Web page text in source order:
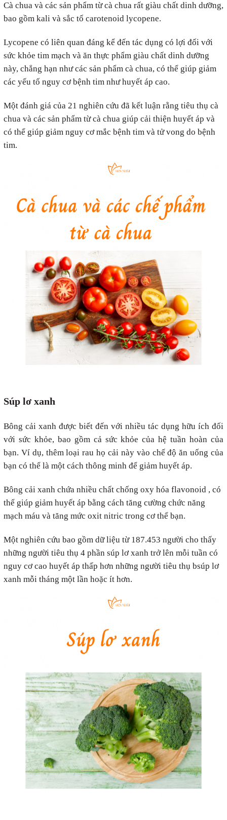
Cà chua và các sản phẩm từ cà chua rất giàu chất dinh dưỡng,
bao gồm kali và sắc tố carotenoid lycopene.
Lycopene có liên quan đáng kể đến tác dụng có lợi đối với
sức khỏe tim mạch và ăn thực phẩm giàu chất dinh dưỡng
này, chẳng hạn như các sản phẩm cà chua, có thể giúp giảm
các yếu tố nguy cơ bệnh tim như huyết áp cao.
Một đánh giá của 21 nghiên cứu đã kết luận rằng tiêu thụ cà
chua và các sản phẩm từ cà chua giúp cải thiện huyết áp và
có thể giúp giảm nguy cơ mắc bệnh tim và tử vong do bệnh
tim.
Súp lơ xanh
Bông cải xanh được biết đến với nhiều tác dụng hữu ích đối
với sức khỏe, bao gồm cả sức khỏe của hệ tuần hoàn của
bạn. Ví dụ, thêm loại rau họ cải này vào chế độ ăn uống của
bạn có thể là một cách thông minh để giảm huyết áp.
Bông cải xanh chứa nhiều chất chống oxy hóa flavonoid , có
thể giúp giảm huyết áp bằng cách tăng cường chức năng
mạch máu và tăng mức oxit nitric trong cơ thể bạn.
Một nghiên cứu bao gồm dữ liệu từ 187.453 người cho thấy
những người tiêu thụ 4 phần súp lơ xanh trở lên mỗi tuần có
nguy cơ cao huyết áp thấp hơn những người tiêu thụ bsúp lơ
xanh mỗi tháng một lần hoặc ít hơn.